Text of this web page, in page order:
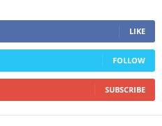
LIKE
FOLLOW
SUBSCRIBE